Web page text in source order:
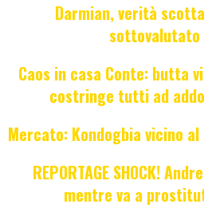
Darmian, verità
sottovalutato
Caos in casa Conte: butta
costringe tutti ad
Mercato: Kondogbia vicino
REPORTAGE SHOCK!
mentre va a